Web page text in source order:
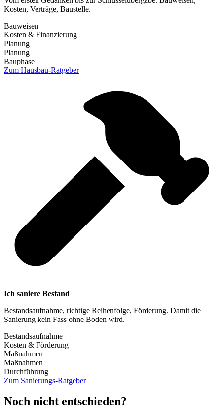
Kosten, Verträge, Baustelle.
Bauweisen
Kosten & Finanzierung
Planung
Planung
Bauphase
Zum Hausbau-Ratgeber
Ich saniere Bestand
Bestandsaufnahme, richtige Reihenfolge, Förderung. Damit die
Sanierung kein Fass ohne Boden wird.
Bestandsaufnahme
Kosten & Förderung
Maßnahmen
Maßnahmen
Durchführung
Zum Sanierungs-Ratgeber
Noch nicht entschieden?